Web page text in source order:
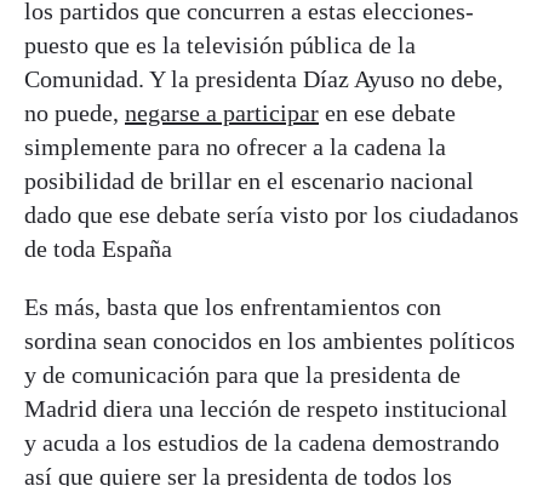
los partidos que concurren a estas elecciones-
puesto que es la televisión pública de la
Comunidad. Y la presidenta Díaz Ayuso no debe,
no puede, negarse a participar en ese debate
simplemente para no ofrecer a la cadena la
posibilidad de brillar en el escenario nacional
dado que ese debate sería visto por los ciudadanos
de toda España
Es más, basta que los enfrentamientos con
sordina sean conocidos en los ambientes políticos
y de comunicación para que la presidenta de
Madrid diera una lección de respeto institucional
y acuda a los estudios de la cadena demostrando
así que quiere ser la presidenta de todos los